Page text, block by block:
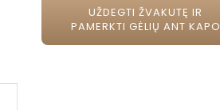
UŽDEGTI ŽVAKUTĘ IR
PAMERKTI GĖLIŲ ANT KAPO